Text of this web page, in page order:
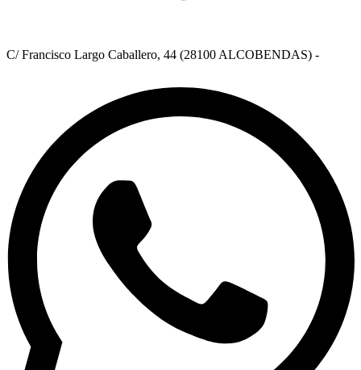
C/ Francisco Largo Caballero, 44 (28100 ALCOBENDAS) -